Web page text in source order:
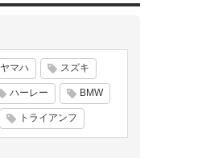
ヤマハ スズキ
ハーレー BMW
トライアンフ